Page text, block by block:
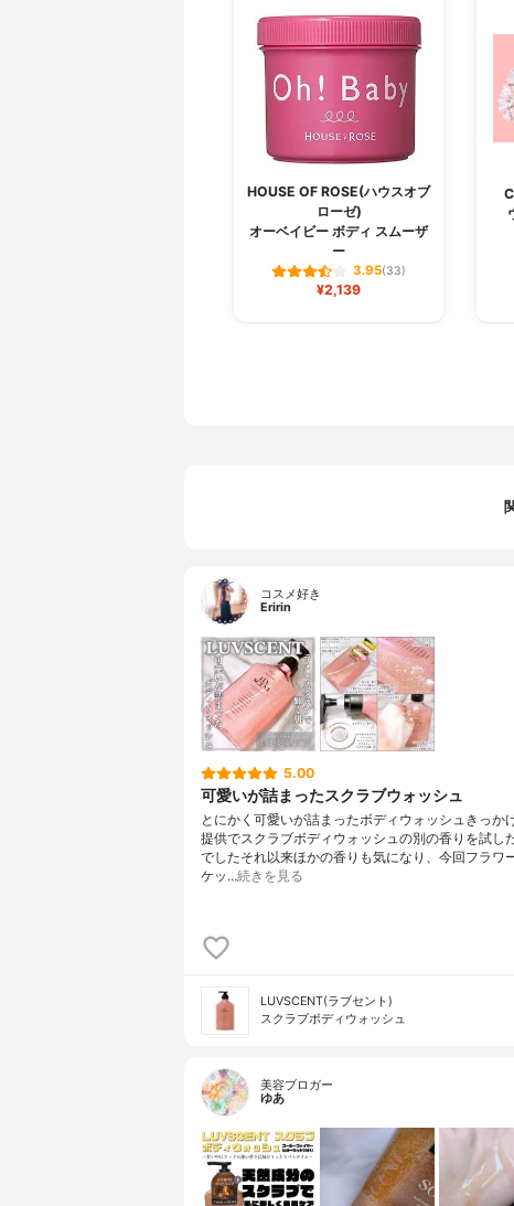
HOUSE OF ROSE(ハウスオブ
ローゼ)
オーベイビー ボディ スムーザ
ー
3.95(33)
¥2,139
コスメ好き
Eririn
5.00
可愛いが詰まったスクラブウォッシュ
とにかく可愛いが詰まったボディウォッシュきっか
提供でスクラブボディウォッシュの別の香りを試し
でしたそれ以来ほかの香りも気になり、今回フラワ
ケッ…続きを見る
LUVSCENT(ラブセント)
スクラブボディウォッシュ
美容ブロガー
ゆあ